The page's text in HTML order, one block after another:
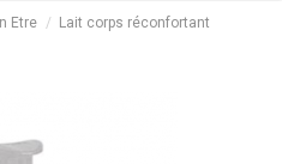
Etre
Lait corps réconfortant